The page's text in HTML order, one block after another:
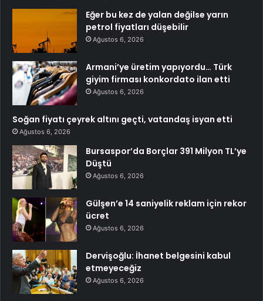
Eğer bu kez de yalan değilse yarın
petrol fiyatları düşebilir
Ağustos 6, 2026
Armani’ye üretim yapıyordu… Türk
giyim firması konkordato ilan etti
Ağustos 6, 2026
Soğan fiyatı çeyrek altını geçti, vatandaş isyan etti
Ağustos 6, 2026
Bursaspor’da Borçlar 391 Milyon TL’ye
Düştü
Ağustos 6, 2026
Gülşen’e 14 saniyelik reklam için rekor
ücret
Ağustos 6, 2026
Dervişoğlu: İhanet belgesini kabul
etmeyeceğiz
Ağustos 6, 2026